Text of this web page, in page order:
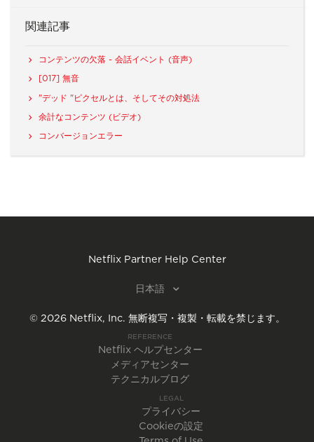
関連記事
コンテンツの欠落 - 会話イベント (音声)
[017] 無音
"デッド "ピクセルとは、そしてその対処法
余計なコンテンツ (ビデオ)
コンバージョンエラー
Netflix Partner Help Center
日本語
© 2026Netflix, Inc. 無断複写・複製・転載を禁じます。
REFERENCE
Netflix ヘルプセンター
メディアセンター
テクニカルブログ
LEGAL
プライバシー
Cookieの設定